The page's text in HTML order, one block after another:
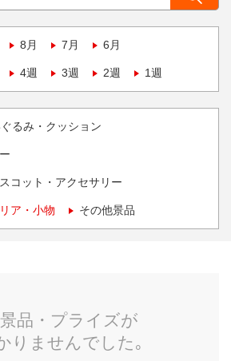
8月 7月 6月
4週 3週 2週 1週
るみ・クッション
コット・アクセサリー
ア・小物 その他景品